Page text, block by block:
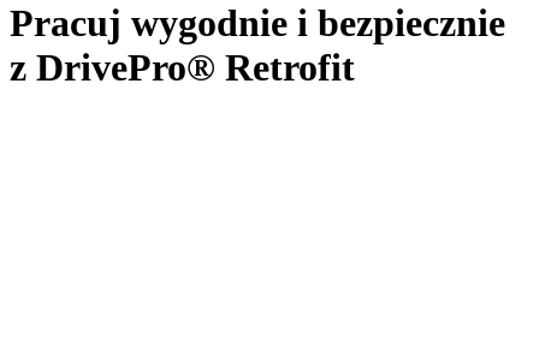
Pracuj wygodnie i bezpiecznie
z DrivePro® Retrofit